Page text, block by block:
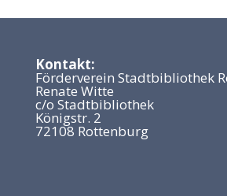
Kontakt:
Förderverein Stadtbibliothek
Renate Witte
c/o Stadtbibliothek
Königstr. 2
72108 Rottenburg